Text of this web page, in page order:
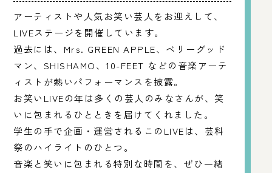
アーティストや人気お笑い芸人をお迎えして、
LIVEステージを開催しています。
過去には、Mrs. GREEN APPLE、ベリーグッド
マン、SHISHAMO、10-FEET などの音楽アーテ
ィストが熱いパフォーマンスを披露。
お笑いLIVEの年は多くの芸人のみなさんが、笑
いに包まれるひとときを届けてくれました。
学生の手で企画・運営されるこのLIVEは、芸科
祭のハイライトのひとつ。
音楽と笑いに包まれる特別な時間を、ぜひ一緒